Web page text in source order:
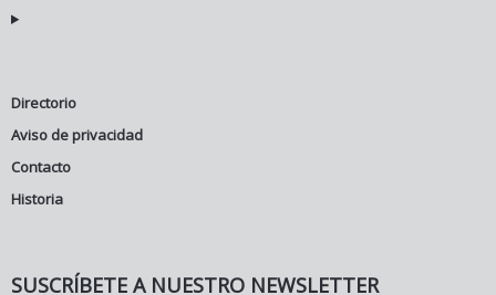
Directorio
Aviso de privacidad
Contacto
Historia
SUSCRÍBETE A NUESTRO NEWSLETTER